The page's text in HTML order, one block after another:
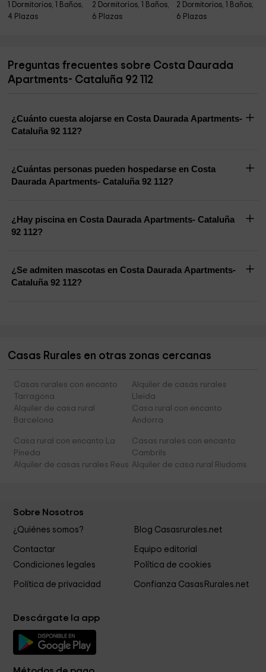
1 Dormitorios, 1 Baños,
4 Plazas
2 Dormitorios, 1 Baños,
6 Plazas
2 Dormitorios, 1 Baños,
6 Plazas
Preguntas frecuentes sobre Costa Daurada
Apartments- Cataluña 92 112
¿Cuánto cuesta alojarse en Costa Daurada Apartments-
Cataluña 92 112?
¿Cuántas personas pueden hospedarse en Costa
Daurada Apartments- Cataluña 92 112?
¿Hay piscina en Costa Daurada Apartments- Cataluña
92 112?
¿Se admiten mascotas en Costa Daurada Apartments-
Cataluña 92 112?
Casas Rurales en otras zonas cercanas
Casas rurales con encanto
Tarragona
Alquiler de casas rurales
Lleida
Alquiler de casa rural
Barcelona
Casa rural con encanto
Andorra
Casa rural con encanto La
Pineda
Casas rurales con encanto
Cambrils
Alquiler de casas rurales Reus Alquiler de casa rural Riudoms
Sobre Nosotros
¿Quiénes somos? Blog Casasrurales.net
Contactar
Equipo editorial
Condiciones legales
Política de cookies
Política de privacidad Confianza CasasRurales.net
Descárgate la app